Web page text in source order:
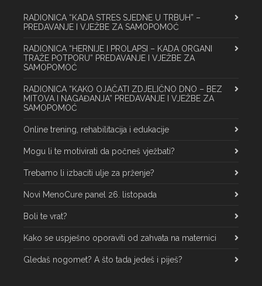
RADIONICA “KADA STRES SJEDNE U TRBUH” –
PREDAVANJE I VJEŽBE ZA SAMOPOMOĆ
RADIONICA “HERNIJE I PROLAPSI – KADA ORGANI
TRAŽE POTPORU” PREDAVANJE I VJEŽBE ZA
SAMOPOMOĆ
RADIONICA “KAKO OJAČATI ZDJELIČNO DNO – BEZ
MITOVA I NAGAĐANJA” PREDAVANJE I VJEŽBE ZA
SAMOPOMOĆ
Online trening, rehabilitacija i edukacije
Mogu li te motivirati da počneš vježbati?
Trebamo li izbaciti ulje za prženje?
Novi MenoCure panel 26. listopada
Boli te vrat?
Kako se uspješno oporaviti od zahvata na maternici
Gledaš nogomet? A što tada jedeš i piješ?